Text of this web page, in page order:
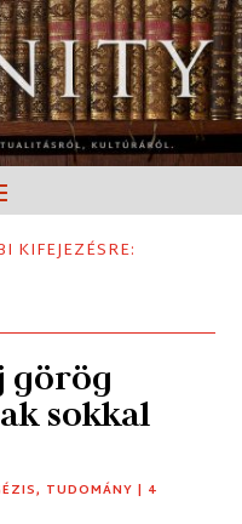
KIFEJEZÉSRE:
görög
sokkal
, TUDOMÁNY | 4